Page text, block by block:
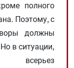
полного
Поэтому, с
должны
в ситуации,
всерьез